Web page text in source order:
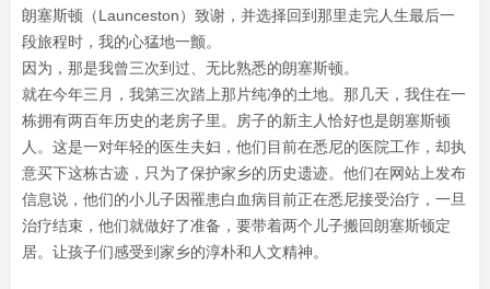
朗塞斯顿（Launceston）致谢，并选择回到那里走完人生最后一
段旅程时，我的心猛地一颤。
因为，那是我曾三次到过、无比熟悉的朗塞斯顿。
就在今年三月，我第三次踏上那片纯净的土地。那几天，我住在一
栋拥有两百年历史的老房子里。房子的新主人恰好也是朗塞斯顿
人。这是一对年轻的医生夫妇，他们目前在悉尼的医院工作，却执
意买下这栋古迹，只为了保护家乡的历史遗迹。他们在网站上发布
信息说，他们的小儿子因罹患白血病目前正在悉尼接受治疗，一旦
治疗结束，他们就做好了准备，要带着两个儿子搬回朗塞斯顿定
居。让孩子们感受到家乡的淳朴和人文精神。